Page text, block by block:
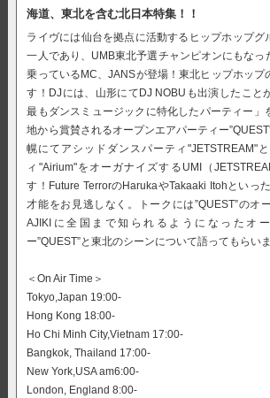
海道、東北を含む北日本特集！！
ライヴには仙台を拠点に活動するヒップホップグ
一人であり、UMB東北予選チャンピオンにもなっ
乗っているMC、JANSが登場！東北ヒップホップ
す！DJには、山形にてDJ NOBUも出演したこと
最もダンスミュージックに特化したパーティー」
地から賞賛されるオープンエアパーティー
幌にてアシッドダンスパーティ"JETSTREAM"
ィ"Airium"をオーガナイズするUMI（
す！Future TerrorのHarukaやTakaaki Itohといっ
才能をお見逃しなく。トークには”QUEST”のオ
AJIKIに全国まで知られるようになったオ
ー”QUEST”と東北のシーンについて語ってもらいま
＜On Air Time＞
Tokyo,Japan 19:00-
Hong Kong 18:00-
Ho Chi Minh City,Vietnam 17:00-
Bangkok, Thailand 17:00-
New York,USA am6:00-
London, England 8:00-